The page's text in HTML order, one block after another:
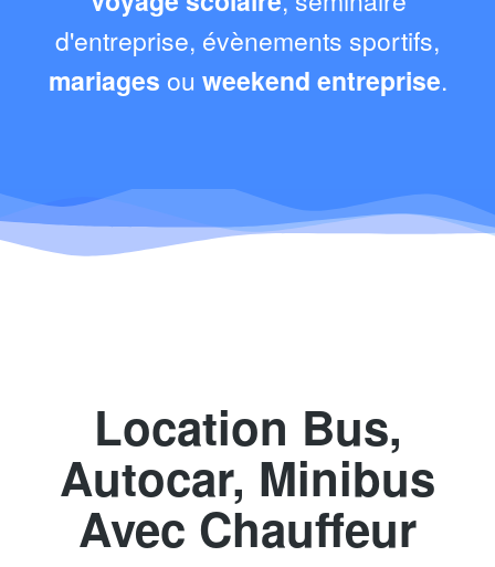
d'entreprise, évènements sportifs,
mariages ou weekend entreprise.
Location Bus,
Autocar, Minibus
Avec Chauffeur